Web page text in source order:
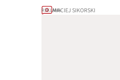
0 MACIEJ SIKORSKI